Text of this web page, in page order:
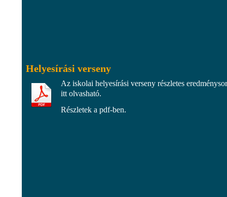
Helyesírási verseny
Az iskolai helyesírási verseny részletes
itt olvasható.
Részletek a pdf-ben.